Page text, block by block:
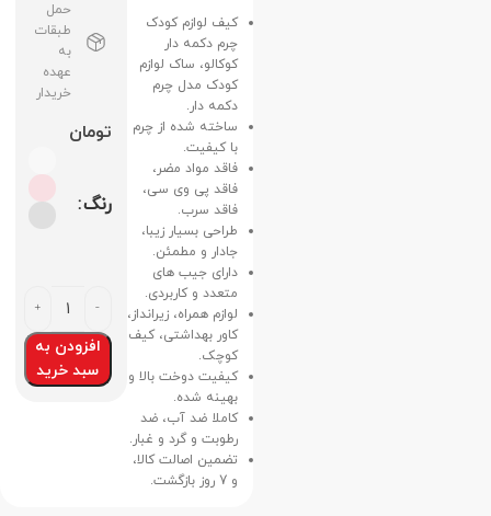
کیف لوازم کودک
چرم دکمه دار
کوکالو، ساک لوازم
کودک مدل چرم
دکمه دار.
ساخته شده از چرم
با کیفیت.
فاقد مواد مضر،
فاقد پی وی سی،
فاقد سرب.
طراحی بسیار زیبا،
جادار و مطمئن.
دارای جیب های
متعدد و کاربردی.
لوازم همراه، زیرانداز،
کاور بهداشتی، کیف
کوچک.
کیفیت دوخت بالا و
بهینه شده.
کاملا ضد آب، ضد
رطوبت و گرد و غبار.
تضمین اصالت کالا،
و 7 روز بازگشت.
حمل
طبقات
به
عهده
خریدار
تومان
رنگ
افزودن به
سبد خرید